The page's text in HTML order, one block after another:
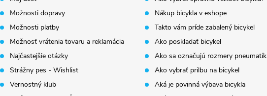
Možnosti dopravy
Možnosti platby
Možnosť vrátenia tovaru a reklamácia
Najčastejšie otázky
Strážny pes - Wishlist
Vernostný klub
Nákup bicykla v eshope
Takto vám príde zabalený bicykel
Ako poskladať bicykel
Ako sa označujú rozmery pneumatík
Ako vybrať prilbu na bicykel
Aká je povinná výbava bicykla